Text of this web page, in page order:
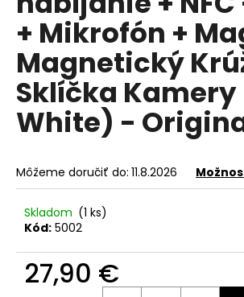
+ Mikrofón +
Magnetický
Sklíčka
White) -
Môžeme doručiť do: 11.8.2026
Skladom (1 ks)
Kód: 5002
27,90 €
d
p
o
r
ú
č
a
APPLE
IPHONE
16
PRO
MAX